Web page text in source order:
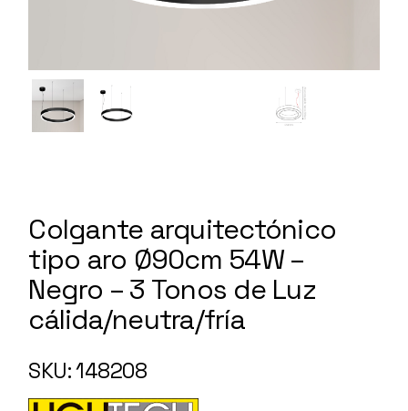
Colgante arquitectónico
tipo aro Ø90cm 54W –
Negro – 3 Tonos de Luz
cálida/neutra/fría
SKU: 148208